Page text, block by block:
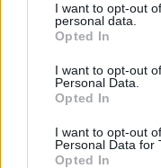
I want to opt-out
personal data.
Opted In
I want to opt-out
Personal Data.
Opted In
I want to opt-out
Personal Data for
Opted In
beroerd voelen erg
tijd niet gegeten
nacht nog erger 6
werkte. In de
geef mening